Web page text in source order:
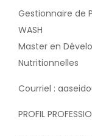
Gestionnaire de
WASH
Master en
Nutritionnelles
Courriel :
PROFIL